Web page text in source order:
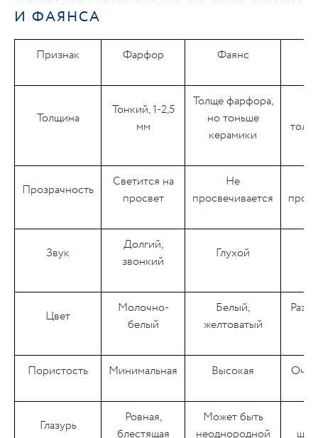
И ФАЯНСА
Признак Фарфор Фаянс
Толщина
Тонкий, 1-2,5
мм
Толще фарфора,
но тоньше
керамики
Прозрачность
Светится на
просвет
Не
просвечивается
Звук
Долгий,
звонкий
Глухой
Цвет
Молочно-
белый
Белый,
желтоватый
Пористость Минимальная Высокая
Глазурь
Ровная,
блестящая
Может быть
неоднородной